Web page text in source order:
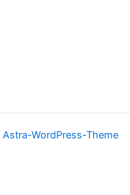
Astra-WordPress-Theme